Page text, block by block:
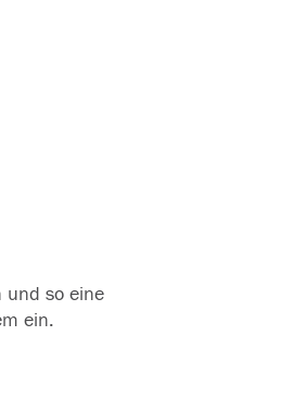
und so eine
ein.